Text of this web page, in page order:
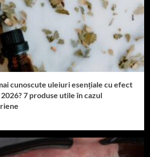
cunoscute uleiuri esențiale cu efect
7 produse utile în cazul